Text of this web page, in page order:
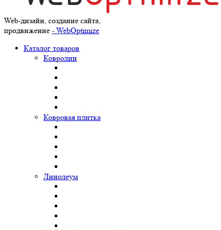
Web-дизайн, создание сайта,
продвижение - WebOptimize
Каталог товаров
Ковролин
Ковровая плитка
Линолеум